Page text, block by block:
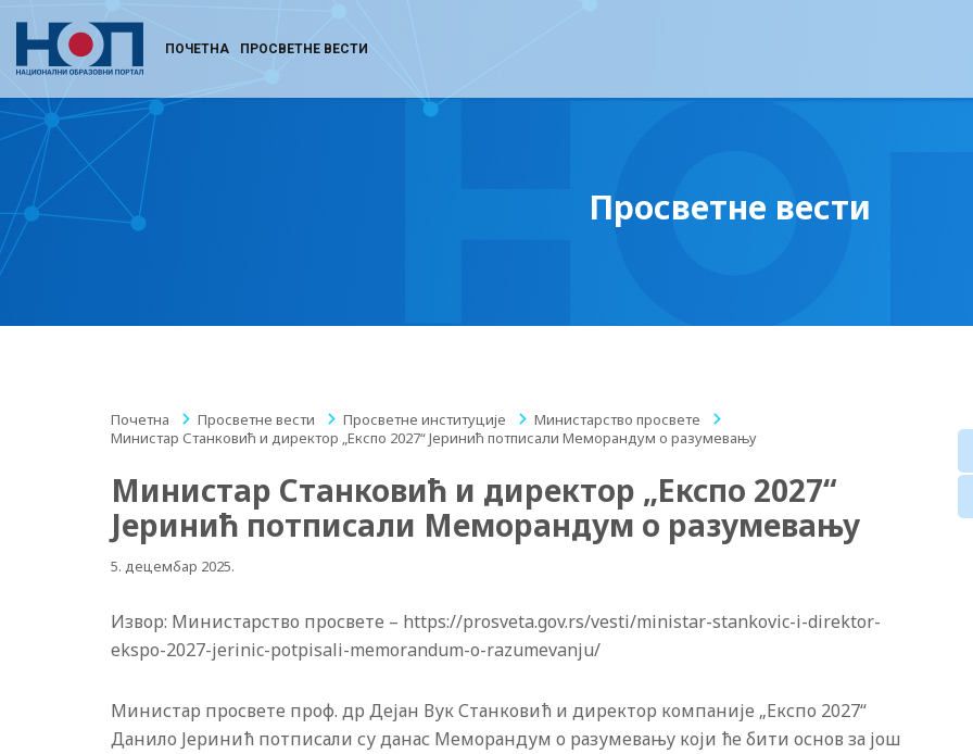
ПОЧЕТНА ПРОСВЕТНЕ ВЕСТИ
Просветне вести
Почетна / Просветне вести / Просветне институције / Министарство просвете
/
Министар Станковић и директор „Експо 2027“ Јеринић потписали Меморандум о разумевању
Министар Станковић и директор „Експо 2027“
Јеринић потписали Меморандум о разумевању
5. децембар 2025.
Извор: Министарство просвете – https://prosveta.gov.rs/vesti/ministar-stankovic-i-direktor-
ekspo-2027-jerinic-potpisali-memorandum-o-razumevanju/
Министар просвете проф. др Дејан Вук Станковић и директор компаније „Експо 2027“
Данило Јеринић потписали су данас Меморандум о разумевању који ће бити основ за још